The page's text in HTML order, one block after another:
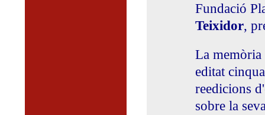
Fundació
Teixidor,
La memòria
editat
reedicions
sobre la